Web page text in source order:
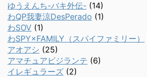
ゆうえんち-バキ外伝- (14)
わQP我妻涼DesPerado (1)
わSOV (1)
わSPY×FAMILY（スパイファミリー）
アオアシ (25)
アマチュアビジランテ (6)
イレギュラーズ (2)